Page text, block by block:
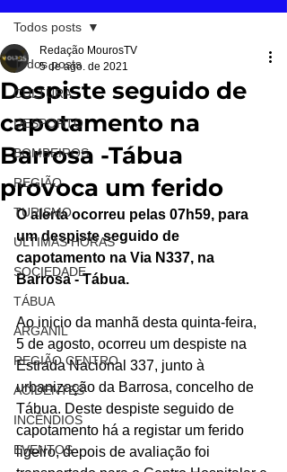
Todos posts
CULTURA
DESPORTO
BOMBEIROS
REGIÃO
TURISMO
ÚLTIMAS HORAS
SOCIEDADE
TÁBUA
ARGANIL
REGIÃO CENTRO
ACIDENTES
INCÊNDIOS
EVENTOS
Todos posts
Despiste seguido de
capotamento na
Barrosa -Tábua
provoca um ferido
Redação MourosTV
5 de ago. de 2021
O alerta ocorreu pelas 07h59, para
um despiste seguido de
capotamento na Via N337, na
Barrosa - Tábua.
Ao inicio da manhã desta quinta-feira,
5 de agosto, ocorreu um despiste na
Estrada Nacional 337, junto à
urbanização da Barrosa, concelho de
Tábua. Deste despiste seguido de
capotamento há a registar um ferido
ligeiro, depois de avaliação foi